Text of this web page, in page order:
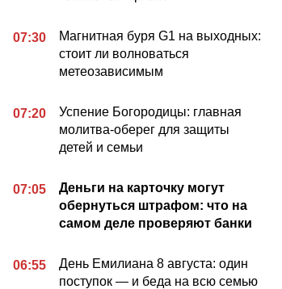
07:30
Магнитная буря G1 на выходных:
стоит ли волноваться
метеозависимым
07:20
Успение Богородицы: главная
молитва-оберег для защиты
детей и семьи
07:05
Деньги на карточку могут
обернуться штрафом: что на
самом деле проверяют банки
06:55
День Емилиана 8 августа: один
поступок — и беда на всю семью